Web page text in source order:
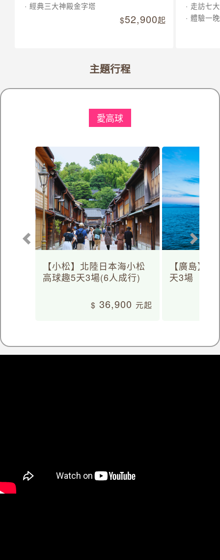
經典三大神殿金字塔
52,900起
走訪七
體驗一
愛高球
主題行程
【小松】北陸日本海小松
高球趣5天3場(6人成行)
36,900
【廣島】
天3場